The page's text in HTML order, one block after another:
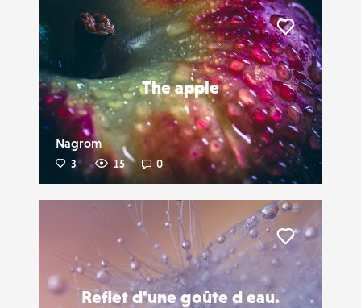
The apple
Nagrom
3 15 0
Liker
Reflet d'une goûte d eau.